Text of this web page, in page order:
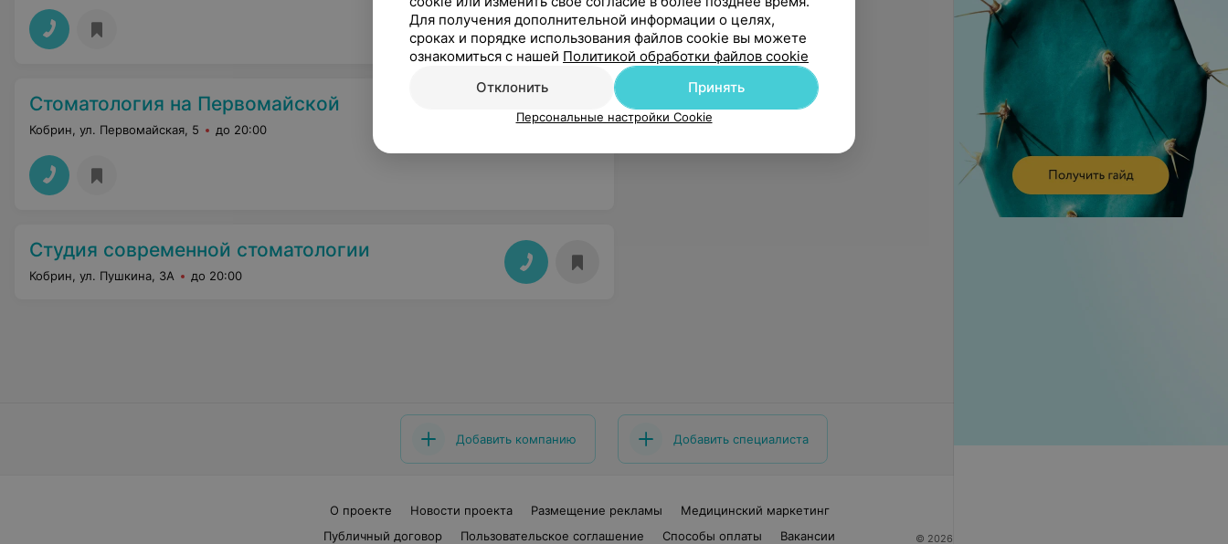
Стоматология на Первомайской
Кобрин, ул. Первомайская, 5 до 20:00
Студия современной стоматологии
Кобрин, ул. Пушкина, 3А до 20:00
Добавить компанию Добавить специалиста
О проекте Новости проекта Размещение рекламы
Медицинский маркетинг
Публичный договор
Пользовательское соглашение Способы оплаты Вакансии © 2026 ООО «Артокс Лаб», УНП 191700409
Для получения дополнительной информации о целях,
сроках и порядке использования файлов cookie вы можете
ознакомиться с нашей Политикой обработки файлов cookie
Отклонить
Принять
Персональные настройки Cookie